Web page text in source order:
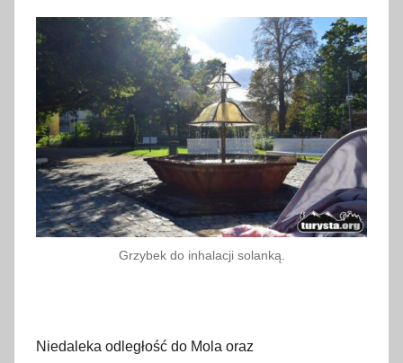
Grzybek do inhalacji solanką.
Niedaleka odległość do Mola oraz